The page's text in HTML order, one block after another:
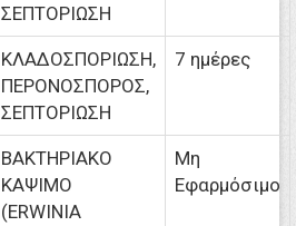
ΣΕΠΤΟΡΙΩΣΗ
ΚΛΑΔΟΣΠΟΡΙΩΣΗ,
ΠΕΡΟΝΟΣΠΟΡΟΣ,
ΣΕΠΤΟΡΙΩΣΗ
7 ημέρες
ΒΑΚΤΗΡΙΑΚΟ
ΚΑΨΙΜΟ
(ERWINIA
Μη
Εφαρμόσιμο